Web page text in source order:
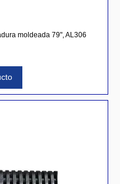
moldeada 79", AL306